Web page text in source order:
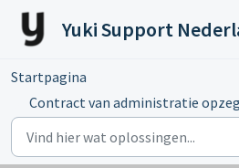
Doorgaan naar hoofdinhoud
Yuki Support
Startpagina
Contract van administratie